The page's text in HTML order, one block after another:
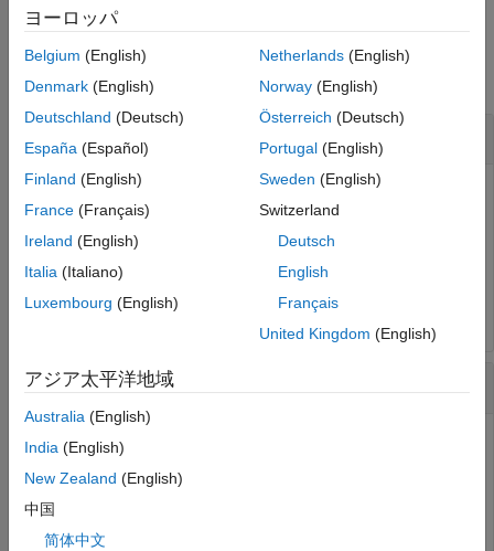
Version History
See Also
Examples
collapse all
Validate SPI Pin
Check if pin supports SPI functionality on the Arduino
Uno hardware.
arduinoObj = obj.Parent;
Validate I2C Pin
Only pins
validatePin(arduinoObj,
ヨーロッパ
Belgium (English)
Denmark (English)
Deutschland (Deutsch)
España (Español)
Finland (English)
France (Français)
Ireland (English)
Italia (Italiano)
Luxembourg (English)
Netherlands(English)
Norway(English)
Österreich (Deutsch)
Portugal(English)
Sweden (English)
Switzerland
Deutsch
English
Français
United Kingdom (English)
アジア太平洋地域
Australia (English)
India (English)
New Zealand (English)
中国
简体中文